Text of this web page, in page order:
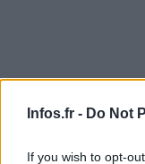
Infos.fr - Do Not
If you wish to opt-